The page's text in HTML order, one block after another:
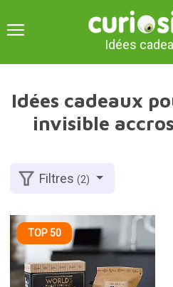
Idées
Idées cadeaux
invisible
Filtres(2)
TOP 50